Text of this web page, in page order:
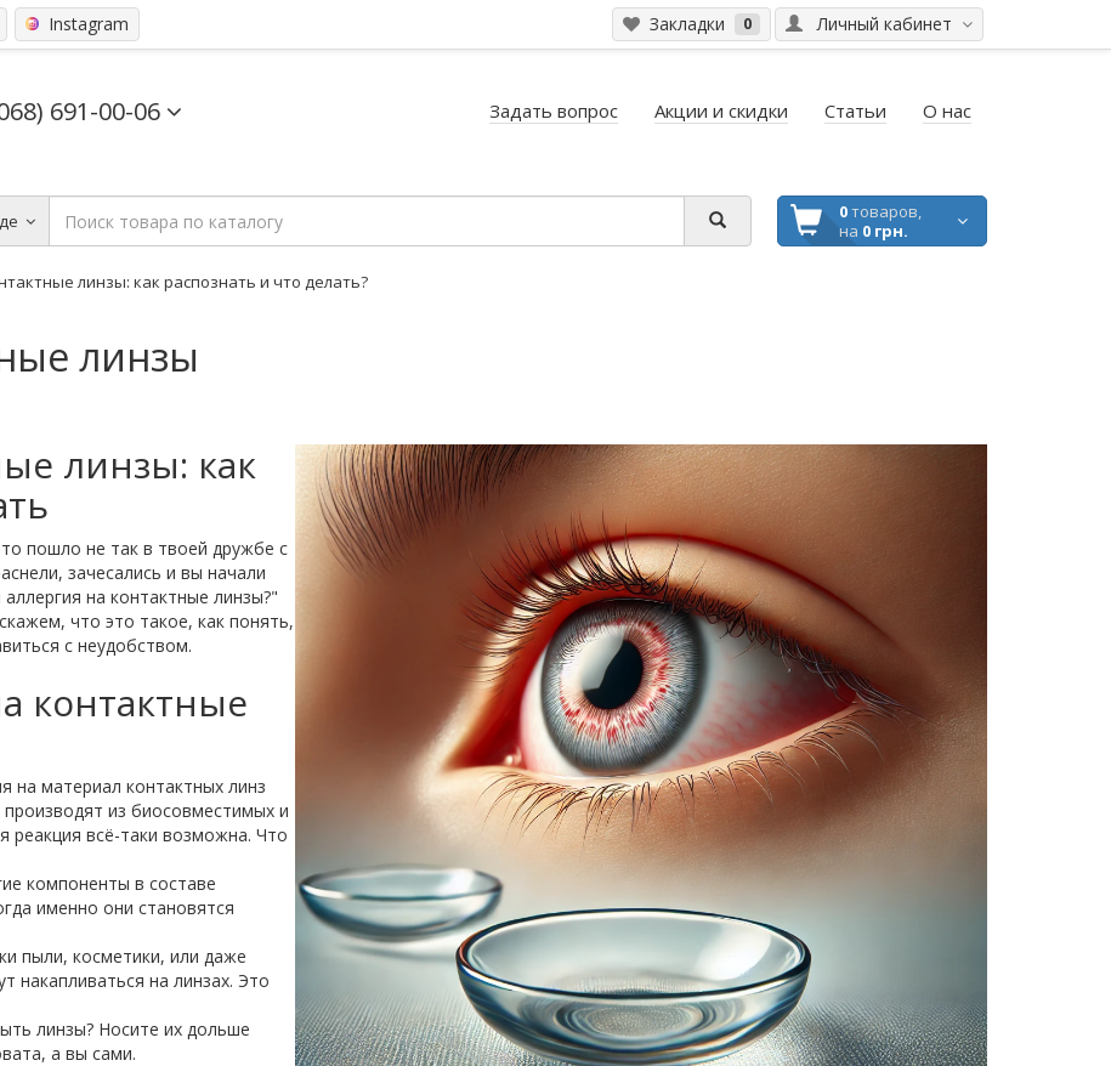
Личный кабинет
Закладки 0
Instagram
691-00-06 Задать вопрос Акции и скидки Статьи О нас
0товаров,
на 0 грн.
линзы: как распознать и что делать?
линзы
линзы: как
пошло не так в твоей дружбе с
зачесались и вы начали
на контактные линзы?"
что это такое, как понять,
с неудобством.
контактные
на материал контактных линз
из биосовместимых и
реакция всё-таки возможна. Что
компоненты в составе
именно они становятся
пыли, косметики, или даже
накапливаться на линзах. Это
линзы? Носите их дольше
а вы сами.